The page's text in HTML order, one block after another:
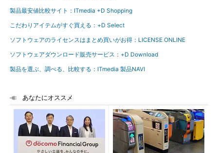
製品最安値比較サイト：ITmedia +D Shopping
こだわりアイテムがすぐ買える：+D Select
ソフトウェアのライセンスはまとめ買いがお得：LICENSE ONLINE
ソフトウェアダウンロード販売サービス：+D Download
製品を選ぶ、調べる、比較する：ITmedia 製品NAVI
あなたにオススメ